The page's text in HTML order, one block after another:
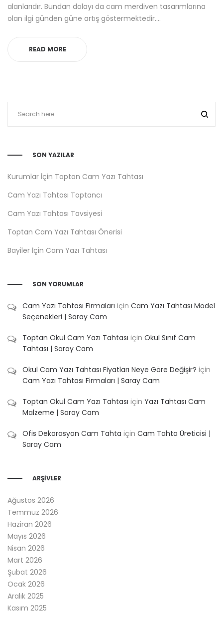
alanlarıdır. Bundan dolayı da cam merdiven tasarımlarına
olan ilgi günden güne artış göstermektedir.…
READ MORE
SON YAZILAR
Kurumlar İçin Toptan Cam Yazı Tahtası
Cam Yazı Tahtası Toptancı
Cam Yazı Tahtası Tavsiyesi
Toptan Cam Yazı Tahtası Önerisi
Bayiler İçin Cam Yazı Tahtası
SON YORUMLAR
Cam Yazı Tahtası Firmaları için Cam Yazı Tahtası Model
Seçenekleri | Saray Cam
Toptan Okul Cam Yazı Tahtası için Okul Sınıf Cam
Tahtası | Saray Cam
Okul Cam Yazı Tahtası Fiyatları Neye Göre Değişir? için
Cam Yazı Tahtası Firmaları | Saray Cam
Toptan Okul Cam Yazı Tahtası için Yazı Tahtası Cam
Malzeme | Saray Cam
Ofis Dekorasyon Cam Tahta için Cam Tahta Üreticisi |
Saray Cam
ARŞIVLER
Ağustos 2026
Temmuz 2026
Haziran 2026
Mayıs 2026
Nisan 2026
Mart 2026
Şubat 2026
Ocak 2026
Aralık 2025
Kasım 2025